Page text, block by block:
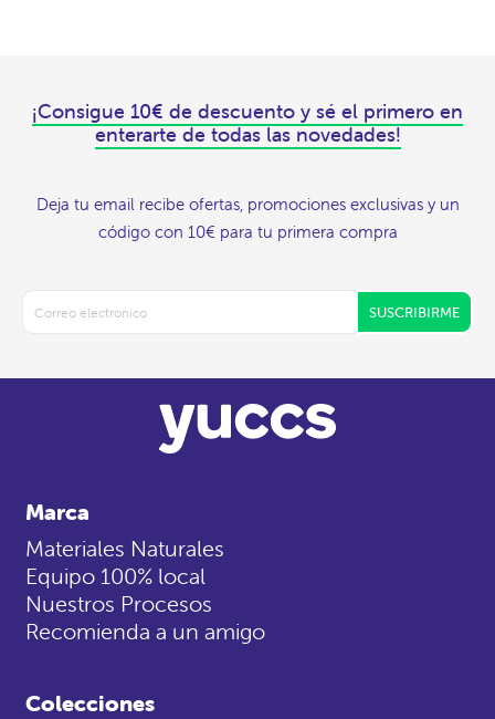
¡Consigue 10€ de descuento y sé el primero en
enterarte de todas las novedades!
Deja tu email recibe ofertas, promociones exclusivas y un
código con 10€ para tu primera compra
SUSCRIBIRME
Marca
Materiales Naturales
Equipo 100% local
Nuestros Procesos
Recomienda a un amigo
Colecciones